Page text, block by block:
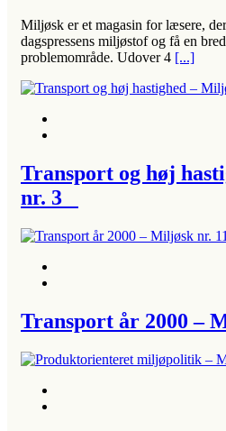
Miljøsk er et magasin for læsere,
dagspressens miljøstof og få en
problemområde. Udover 4 [...]
Transport og høj
nr. 3
Transport år 2000 –